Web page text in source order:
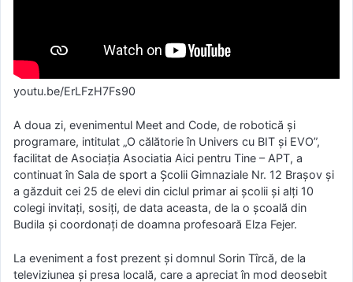
youtu.be/ErLFzH7Fs90
A doua zi, evenimentul Meet and Code, de robotică și
programare, intitulat „O călătorie în Univers cu BIT și EVO”,
facilitat de Asociația Asociatia Aici pentru Tine – APT, a
continuat în Sala de sport a Școlii Gimnaziale Nr. 12 Brașov și
a găzduit cei 25 de elevi din ciclul primar ai școlii și alți 10
colegi invitați, sosiți, de data aceasta, de la o școală din
Budila și coordonați de doamna profesoară Elza Fejer.
La eveniment a fost prezent și domnul Sorin Tîrcă, de la
televiziunea și presa locală, care a apreciat în mod deosebit